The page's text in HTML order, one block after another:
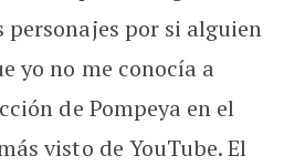
personajes por si alguien
yo no me conocía a
de Pompeya en el
visto de YouTube. El